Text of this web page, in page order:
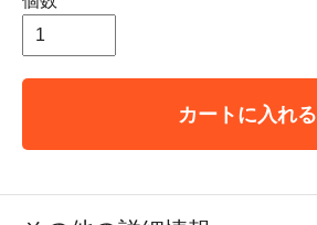
カートに入れる